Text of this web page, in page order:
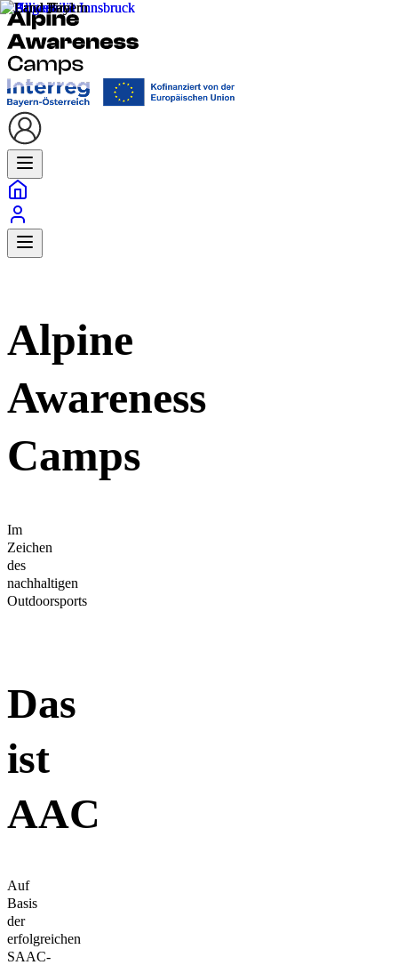
Alpine
Awareness
Camps
Im
Zeichen
des
nachhaltigen
Outdoorsports
Das
ist
AAC
Auf
Basis
der
erfolgreichen
SAAC-